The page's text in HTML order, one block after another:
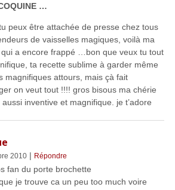
…
peux être attachée de presse chez tous
de vaisselles magiques, voilà ma
a encore frappé …bon que veux tu tout
ta recette sublime à garder même
magnifiques attours, mais çà fait
on veut tout !!!! gros bisous ma chérie
inventive et magnifique. je t’adore
2010| Répondre
fan du porte brochette
je trouve ca un peu too much voire